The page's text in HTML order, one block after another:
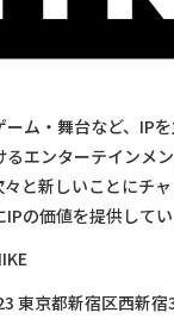
ム・舞台など、IP
るエンターテインメ
と新しいことにチ
の価値を提供してい
東京都新宿区西新宿